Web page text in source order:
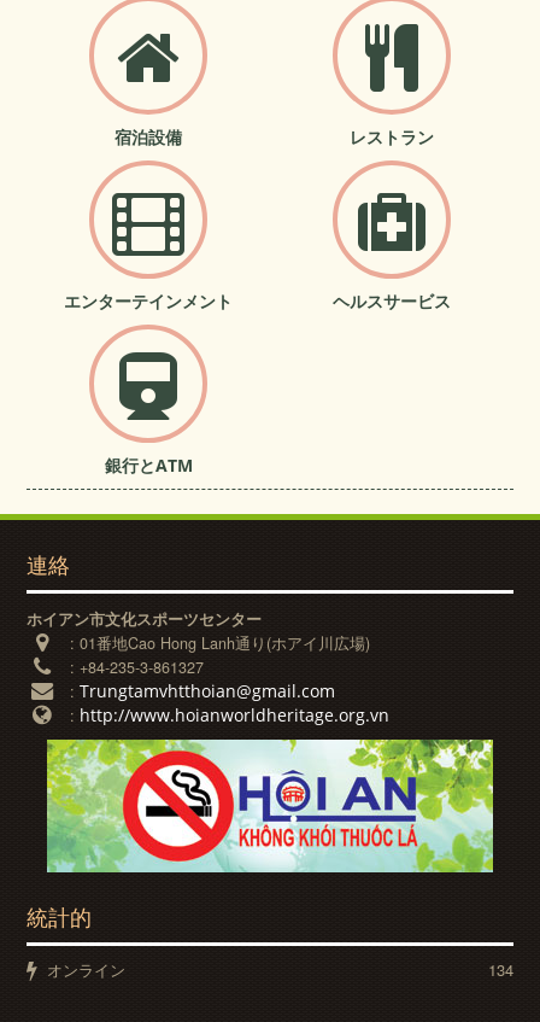
宿泊設備 レストラン
エンターテインメント ヘルスサービス
銀行とATM
連絡
ホイアン市文化スポーツセンター
:01番地Cao Hong Lanh通り(ホアイ川広場)
:+84-235-3-861327
:Trungtamvhtthoian@gmail.com
: http://www.hoianworldheritage.org.vn
統計的
オンライン 134